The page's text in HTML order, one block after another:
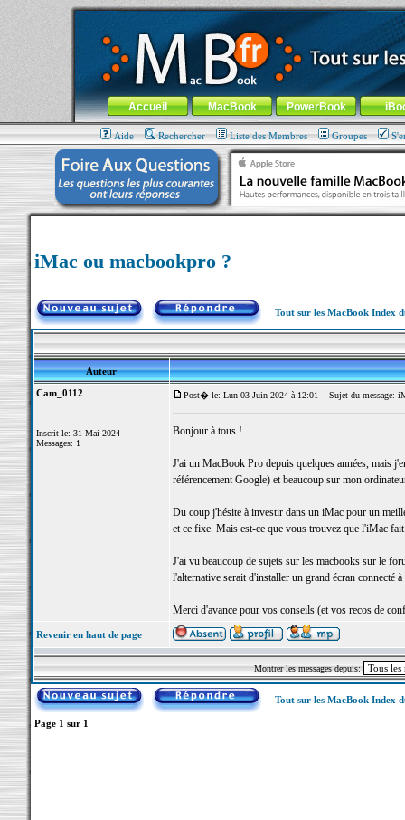
MacBook-fr.com : 100% Apple... 100% nomade !
Aller au contenu-Aller au menu général-Aller au menu de
Menu général
Accueil MacBook PowerBook
Aide Rechercher Liste des Membres Groupes
iMac ou macbookpro ?
Tout sur les MacBook Index
Auteur
Cam_0112
Inscrit le: 31 Mai 2024
Messages: 1
Post� le: Lun 03 Juin 2024 à 12:01 Sujet du message:
Bonjour à tous !
J'ai un MacBook Pro depuis quelques années, mais
référencement Google) et beaucoup sur mon
Du coup j'hésite à investir dans un iMac pour un
et ce fixe. Mais est-ce que vous trouvez que l'iMac
J'ai vu beaucoup de sujets sur les macbooks sur le
l'alternative serait d'installer un grand écran connecté
Merci d'avance pour vos conseils (et vos recos de
Revenir en haut de page
Montrer les messages depuis:
Tout sur les MacBook Index
Page 1 sur 1